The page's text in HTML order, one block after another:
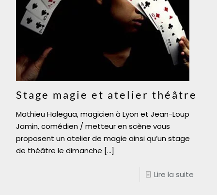
Stage magie et atelier théâtre
Mathieu Halegua, magicien à Lyon et Jean-Loup
Jamin, comédien / metteur en scène vous
proposent un atelier de magie ainsi qu’un stage
de théâtre le dimanche […]
Lire la suite